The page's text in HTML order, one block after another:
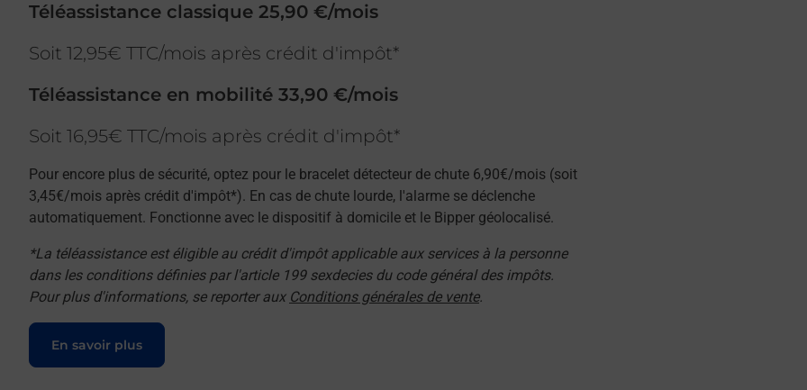
Téléassistance classique 25,90 €/mois
Soit 12,95€ TTC/mois après crédit d'impôt*
Téléassistance en mobilité 33,90 €/mois
Soit 16,95€ TTC/mois après crédit d'impôt*
Pour encore plus de sécurité, optez pour le bracelet détecteur de chute 6,90€/mois (soit
3,45€/mois après crédit d'impôt*). En cas de chute lourde, l'alarme se déclenche
automatiquement. Fonctionne avec le dispositif à domicile et le Bipper géolocalisé.
*La téléassistance est éligible au crédit d'impôt applicable aux services à la personne
dans les conditions définies par l'article 199 sexdecies du code général des impôts.
Pour plus d'informations, se reporter aux Conditions générales de vente.
En savoir plus
Le lien s'ouvre dans un nouvel onglet